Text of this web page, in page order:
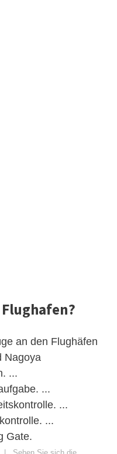
an den Flughäfen
Nagoya
...
...
...
...
Gate.